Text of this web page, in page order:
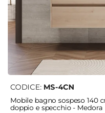
CODICE: MS-4CN
Mobile bagno sospeso 140
doppio e specchio - Medora